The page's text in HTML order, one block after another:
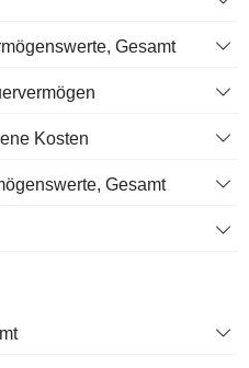
Gesamt
Kosten
Gesamt